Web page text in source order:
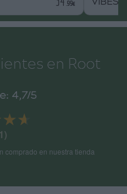
.99€ VIBES
en Root
4,7/5
comprado en nuestra tienda